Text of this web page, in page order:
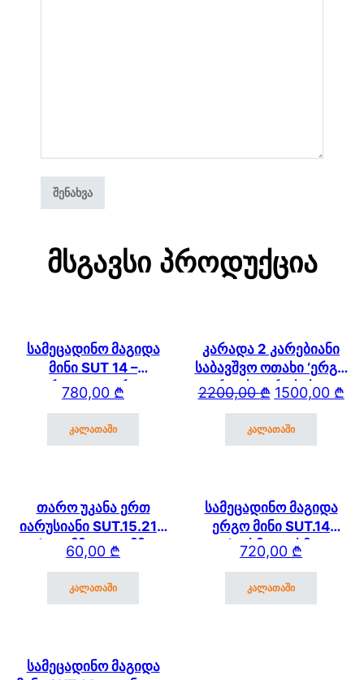
Მსგავსი Პროდუქცია
სამეცადინო მაგიდა
მინი SUT 14 –
გვერდითა თაროთი
780,00 ₾
კალათაში
კარადა 2 კარებიანი
საბავშვო ოთახი ‘ერგო
ვარდისფერი სახლი’
2200,00₾ Original price
1500,00 ₾
Current price is:
კალათაში
თარო უკანა ერთ
იარუსიანი SUT.15.210
(600მმ * 250 მმ)
SUT.13/15/17
60,00 ₾
კალათაში
სამეცადინო მაგიდა
ერგო მინი SUT.14
(75სმ * 61 სმ)
720,00 ₾
კალათაში
სამეცადინო მაგიდა